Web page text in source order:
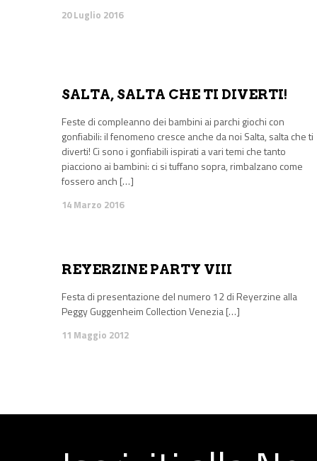
20 Luglio 2016
SALTA, SALTA CHE TI DIVERTI!
Feste di compleanno dei bambini ai parchi giochi con
gonfiabili: il fenomeno cresce anche da noi Salta, salta che ti
diverti! Ci sono i gonfiabili ispirati a vari temi che tanto
piacciono ai bambini: ci si tuffano sopra, rimbalzano come
fossero anch […]
14 Marzo 2016
REYERZINE PARTY VIII
Festa di presentazione del numero 12 di Reyerzine alla
Peggy Guggenheim Collection Venezia […]
11 Maggio 2012